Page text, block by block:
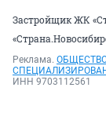
Застройщик ЖК
Реклама.
ИНН 9703112561